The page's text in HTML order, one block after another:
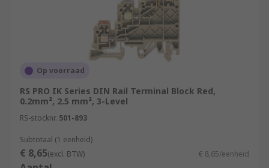
Op voorraad
RS PRO IK Series DIN Rail Terminal Block Red,
0.2mm², 2.5 mm², 3-Level
RS-stocknr. 501-893
Subtotaal (1 eenheid)
€ 8,65(excl. BTW) € 8,65/eenheid